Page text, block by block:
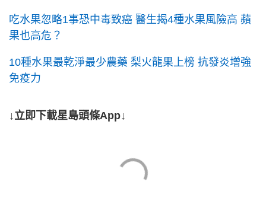
吃水果忽略1事恐中毒致癌 醫生揭4種水果風險高 蘋
果也高危？
10種水果最乾淨最少農藥 梨火龍果上榜 抗發炎增強
免疫力
↓立即下載星島頭條App↓